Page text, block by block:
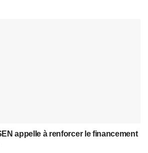
appelle à renforcer le financement